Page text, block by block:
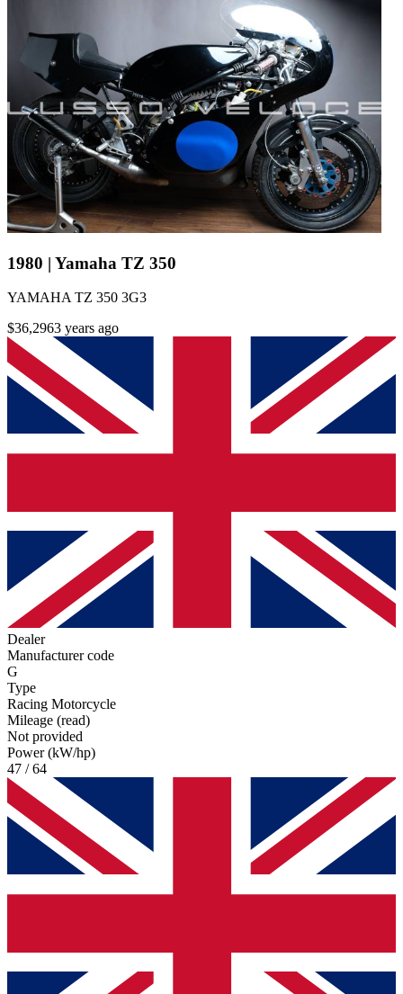
1980 | Yamaha TZ 350
YAMAHA TZ 350 3G3
$36,2963 years ago
Dealer
Manufacturer code
G
Type
Racing Motorcycle
Mileage (read)
Not provided
Power (kW/hp)
47 / 64